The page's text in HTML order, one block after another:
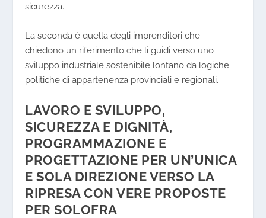
sicurezza.
La seconda è quella degli imprenditori che
chiedono un riferimento che li guidi verso uno
sviluppo industriale sostenibile lontano da logiche
politiche di appartenenza provinciali e regionali.
LAVORO E SVILUPPO,
SICUREZZA E DIGNITÀ,
PROGRAMMAZIONE E
PROGETTAZIONE PER UN’UNICA
E SOLA DIREZIONE VERSO LA
RIPRESA CON VERE PROPOSTE
PER SOLOFRA